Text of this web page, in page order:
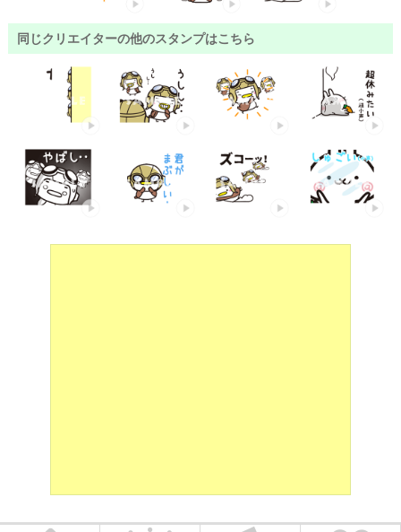
同じクリエイターの他のスタンプはこちら